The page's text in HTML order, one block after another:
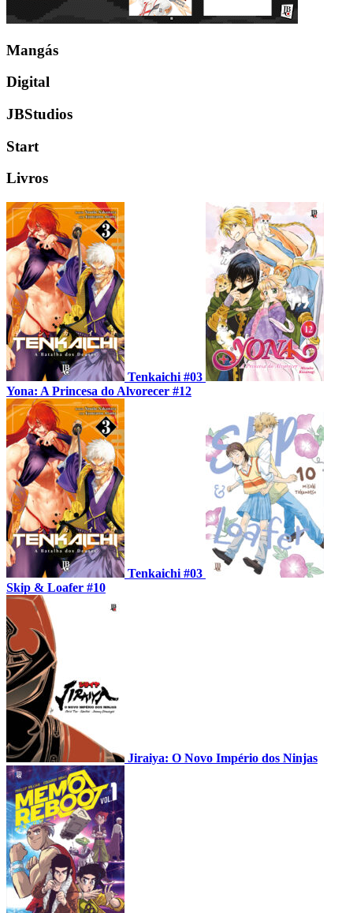
Mangás
Digital
JBStudios
Start
Livros
Tenkaichi #03
Yona: A Princesa do Alvorecer #12
Tenkaichi #03
Skip & Loafer #10
Jiraiya: O Novo Império dos Ninjas